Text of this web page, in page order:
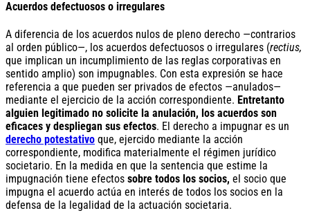
Acuerdos defectuosos o irregulares
A diferencia de los acuerdos nulos de pleno derecho —contrarios
al orden público—, los acuerdos defectuosos o irregulares (rectius,
que implican un incumplimiento de las reglas corporativas en
sentido amplio) son impugnables. Con esta expresión se hace
referencia a que pueden ser privados de efectos —anulados—
mediante el ejercicio de la acción correspondiente. Entretanto
alguien legitimado no solicite la anulación, los acuerdos son
eficaces y despliegan sus efectos. El derecho a impugnar es un
derecho potestativo que, ejercido mediante la acción
correspondiente, modifica materialmente el régimen jurídico
societario. En la medida en que la sentencia que estime la
impugnación tiene efectos sobre todos los socios, el socio que
impugna el acuerdo actúa en interés de todos los socios en la
defensa de la legalidad de la actuación societaria.